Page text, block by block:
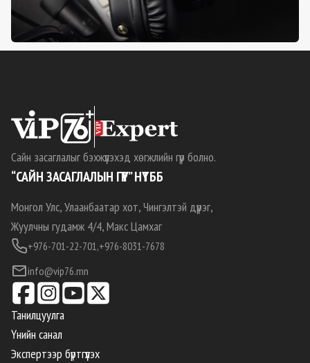
Сайн засаглалыг бэхжүүлэхэд хөгжлийн гүүр болно.
“САЙН ЗАСАГЛАЛЫН ГҮҮР” НҮТББ
Монгол Улс, Улаанбаатар хот, Чингэлтэй дүүрэг,
Жуулчны гудамж 4/4, Макс Цамхаг
+976-701-22-701,+976-8031-7678
info@vip76.mn
Танилцуулга
Үнийн санал
Экспертээр бүртгүүлэх